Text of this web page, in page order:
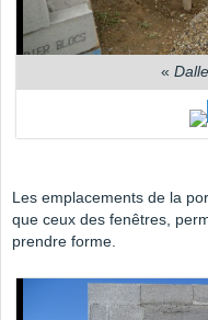
«
Les emplacements de la
que ceux des fenêtres,
prendre forme.